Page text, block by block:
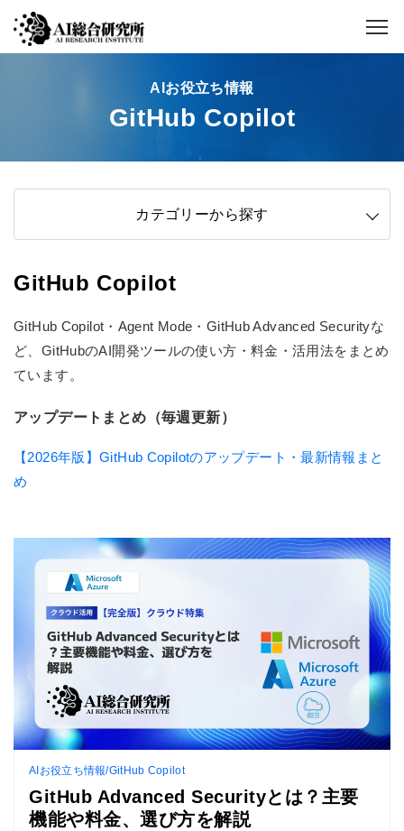
AIお役立ち情報
GitHub Copilot
カテゴリーから探す
GitHub Copilot
GitHub Copilot・Agent Mode・GitHub Advanced Securityな
ど、GitHubのAI開発ツールの使い方・料金・活用法をまとめ
ています。
アップデートまとめ（毎週更新）
【2026年版】GitHub Copilotのアップデート・最新情報まと
め
AIお役立ち情報/GitHub Copilot
GitHub Advanced Securityとは？主要
機能や料金、選び方を解説